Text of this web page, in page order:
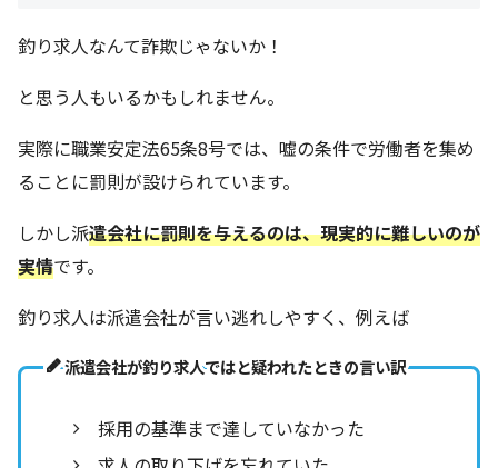
釣り求人なんて詐欺じゃないか！
と思う人もいるかもしれません。
実際に職業安定法65条8号では、嘘の条件で労働者を集め
ることに罰則が設けられています。
しかし派遣会社に罰則を与えるのは、現実的に難しいのが
実情です。
釣り求人は派遣会社が言い逃れしやすく、例えば
派遣会社が釣り求人ではと疑われたときの言い訳
採用の基準まで達していなかった